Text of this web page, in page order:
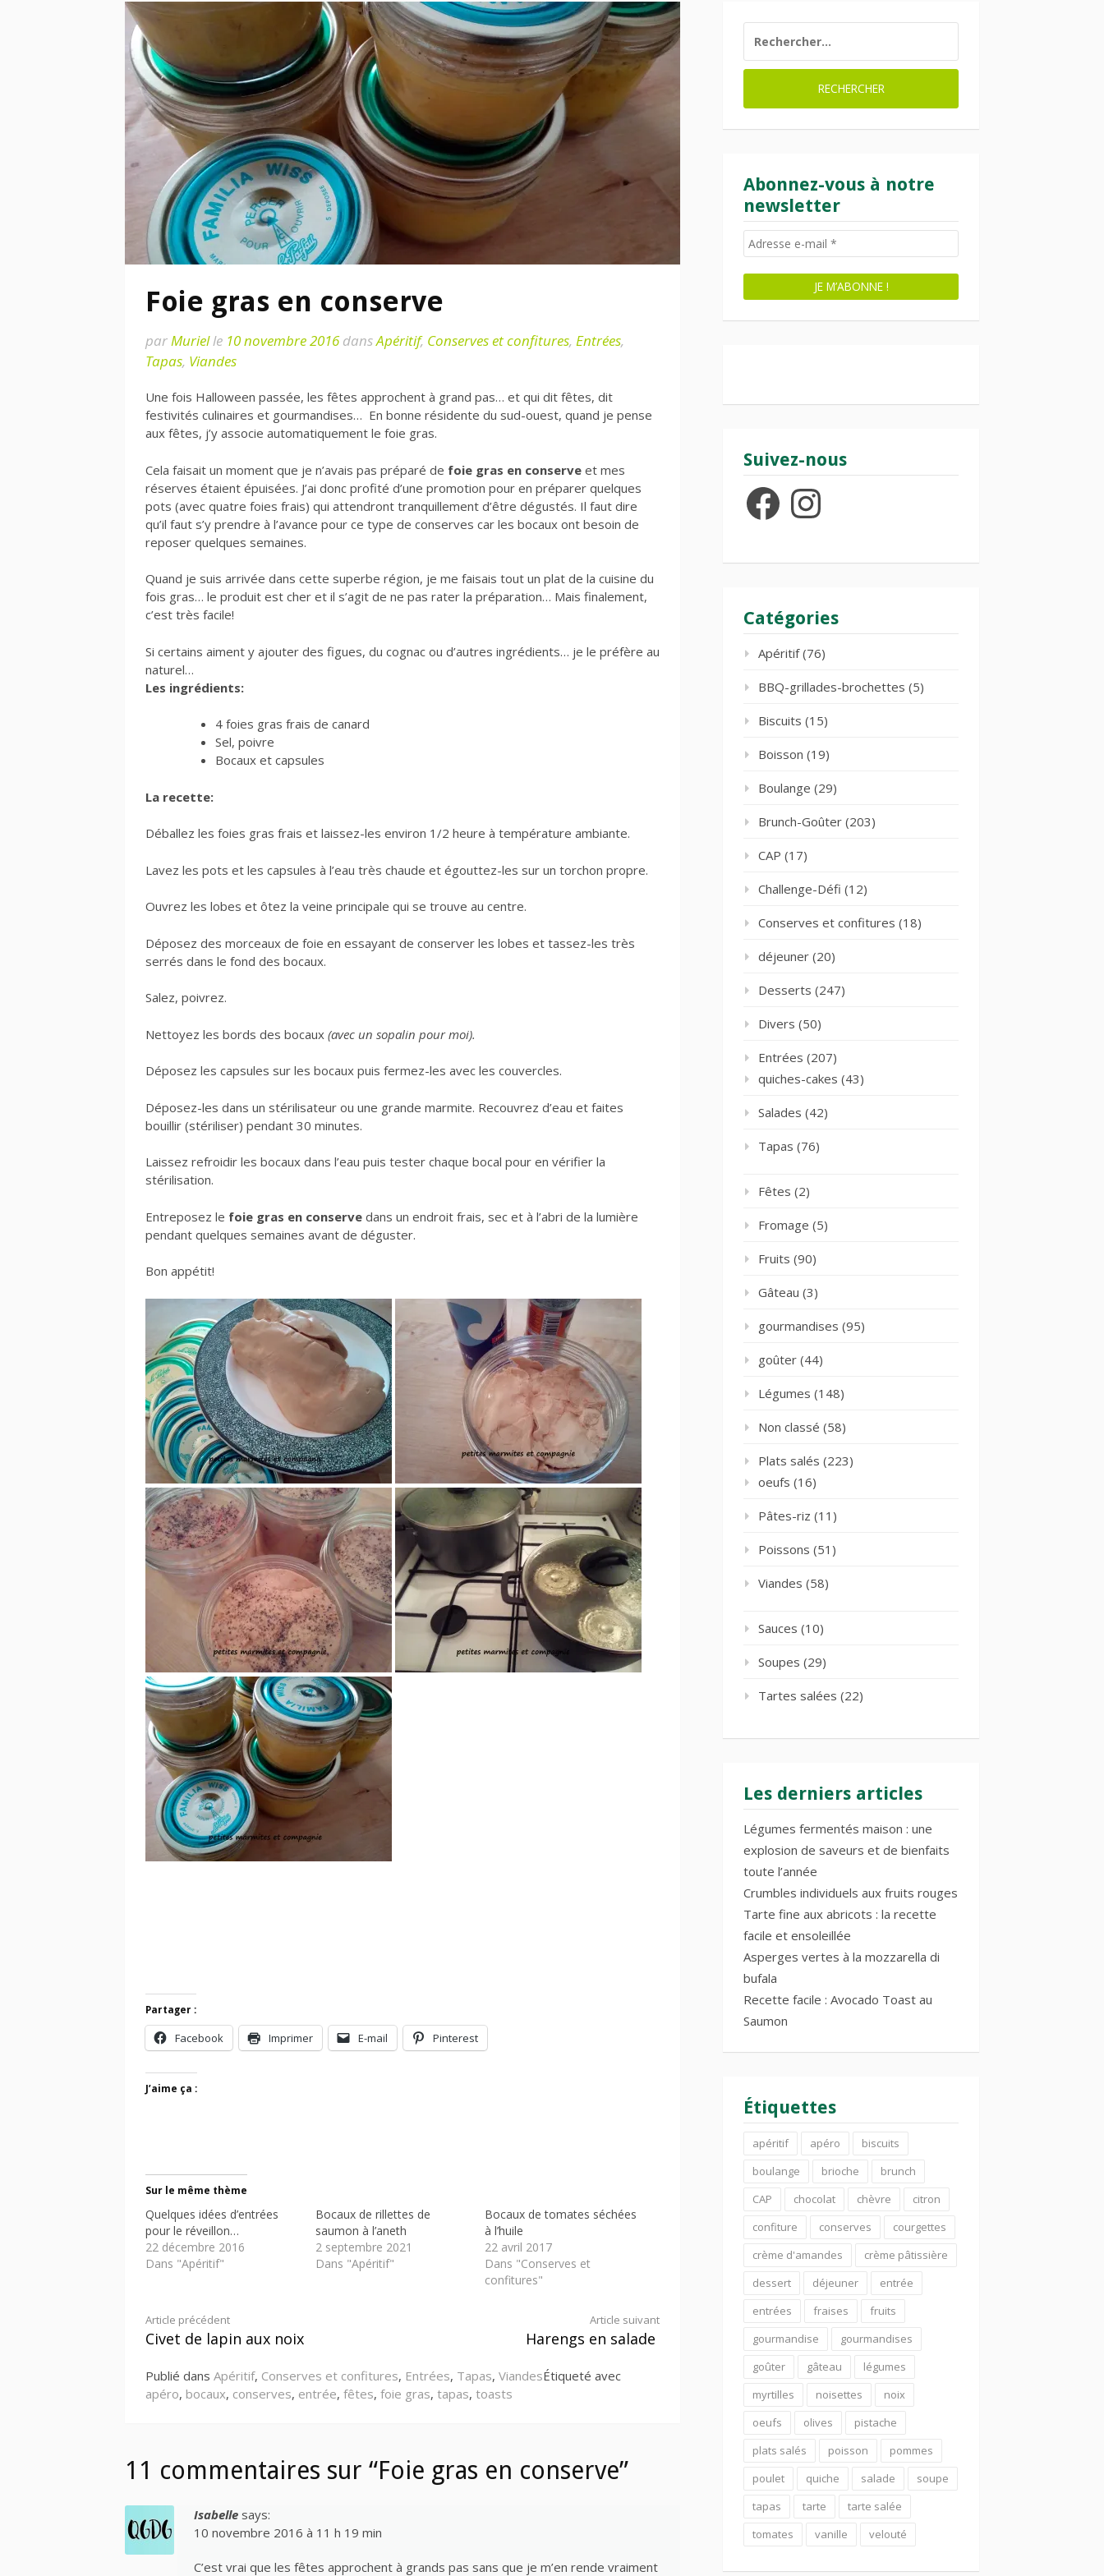
Foie gras en conserve
parMurielle 10 novembre 2016dansApéritif, Conserves et confitures, Entrées,
Tapas, Viandes
Une fois Halloween passée, les fêtes approchent à grand pas… et qui dit fêtes, dit
festivités culinaires et gourmandises… En bonne résidente du sud-ouest, quand je pense
aux fêtes, j’y associe automatiquement le foie gras.
Cela faisait un moment que je n’avais pas préparé de foie gras en conserve et mes
réserves étaient épuisées. J’ai donc profité d’une promotion pour en préparer quelques
pots (avec quatre foies frais) qui attendront tranquillement d’être dégustés. Il faut dire
qu’il faut s’y prendre à l’avance pour ce type de conserves car les bocaux ont besoin de
reposer quelques semaines.
Quand je suis arrivée dans cette superbe région, je me faisais tout un plat de la cuisine du
fois gras… le produit est cher et il s’agit de ne pas rater la préparation… Mais finalement,
c’est très facile!
Si certains aiment y ajouter des figues, du cognac ou d’autres ingrédients… je le préfère au
naturel…
Les ingrédients:
4 foies gras frais de canard
Sel, poivre
Bocaux et capsules
La recette:
Déballez les foies gras frais et laissez-les environ 1/2 heure à température ambiante.
Lavez les pots et les capsules à l’eau très chaude et égouttez-les sur un torchon propre.
Ouvrez les lobes et ôtez la veine principale qui se trouve au centre.
Déposez des morceaux de foie en essayant de conserver les lobes et tassez-les très
serrés dans le fond des bocaux.
Salez, poivrez.
Nettoyez les bords des bocaux (avec un sopalin pour moi).
Déposez les capsules sur les bocaux puis fermez-les avec les couvercles.
Déposez-les dans un stérilisateur ou une grande marmite. Recouvrez d’eau et faites
bouillir (stériliser) pendant 30 minutes.
Laissez refroidir les bocaux dans l’eau puis tester chaque bocal pour en vérifier la
stérilisation.
Entreposez le foie gras en conserve dans un endroit frais, sec et à l’abri de la lumière
pendant quelques semaines avant de déguster.
Bon appétit!
Partager :
Facebook Imprimer E-mail Pinterest
J’aime ça :
Sur le même thème
Quelques idées d’entrées
pour le réveillon…
22 décembre 2016
Dans "Apéritif"
Bocaux de rillettes de
saumon à l’aneth
2 septembre 2021
Dans "Apéritif"
Bocaux de tomates séchées
à l’huile
22 avril 2017
Dans "Conserves et
confitures"
Lire
suite
Article précédent
Civet de lapin aux noix
Article suivant
Harengs en salade
Publié dans Apéritif, Conserves et confitures, Entrées, Tapas, ViandesÉtiqueté avec
apéro, bocaux, conserves, entrée, fêtes, foie gras, tapas, toasts
11 commentaires sur “Foie gras en conserve”
Isabelle says:
10 novembre 2016 à 11 h 19 min
C’est vrai que les fêtes approchent à grands pas sans que je m’en rende vraiment
Abonnez-vous à notre
newsletter
Suivez-nous
FacebookInstagram
Catégories
Apéritif(76)
BBQ-grillades-brochettes (5)
Biscuits (15)
Boisson (19)
Boulange (29)
Brunch-Goûter (203)
CAP (17)
Challenge-Défi (12)
Conserves et confitures (18)
déjeuner (20)
Desserts (247)
Divers (50)
Entrées (207)
quiches-cakes (43)
Salades (42)
Tapas (76)
Fêtes (2)
Fromage (5)
Fruits (90)
Gâteau (3)
gourmandises (95)
goûter (44)
Légumes (148)
Non classé (58)
Plats salés (223)
oeufs (16)
Pâtes-riz (11)
Poissons (51)
Viandes (58)
Sauces (10)
Soupes (29)
Tartes salées (22)
Les derniers articles
Légumes fermentés maison : une
explosion de saveurs et de bienfaits
toute l’année
Crumbles individuels aux fruits rouges
Tarte fine aux abricots : la recette
facile et ensoleillée
Asperges vertes à la mozzarella di
bufala
Recette facile : Avocado Toast au
Saumon
Étiquettes
apéritif apéro
biscuits
boulange
brioche
brunch
CAP
chocolat chèvre
citron
confiture
conserves
courgettes
crème d'amandes
crème pâtissière
dessert
déjeuner
entrée
entrées
fraises
fruits
gourmandise
gourmandises
goûter
gâteau
légumes
myrtilles
noisettes
noix
oeufs
olives
pistache
plats salés
poisson
pommes
poulet
quiche salade
soupe
tapas
tarte
tarte salée
tomates
vanille velouté